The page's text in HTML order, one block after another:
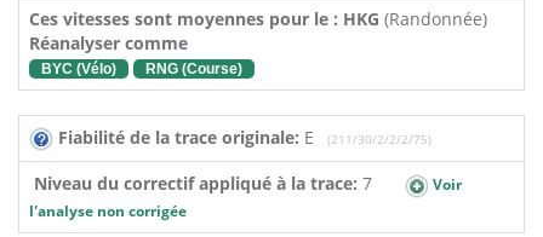
Ces vitesses sont moyennes pour le : HKG (Randonnée)
Réanalyser comme
BYC (Vélo) RNG (Course)
Fiabilité de la trace originale: E (211/30/2/2/2/75)
Niveau du correctif appliqué à la trace: 7
Voir
l'analyse non corrigée